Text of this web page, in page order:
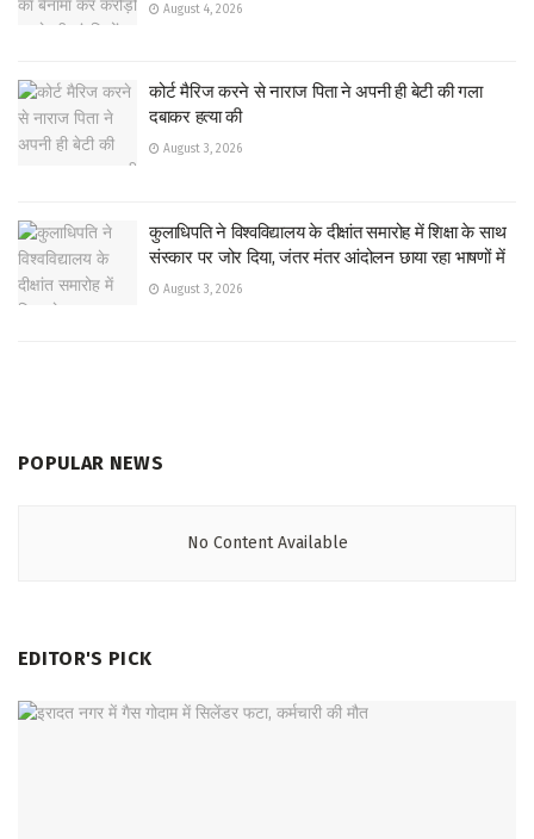
August 4, 2026
कोर्ट मैरिज करने से नाराज पिता ने अपनी ही बेटी की गला
दबाकर हत्या की
August 3, 2026
कुलाधिपति ने विश्वविद्यालय के दीक्षांत समारोह में शिक्षा के साथ
संस्कार पर जोर दिया, जंतर मंतर आंदोलन छाया रहा भाषणों में
August 3, 2026
POPULAR NEWS
No Content Available
EDITOR'S PICK